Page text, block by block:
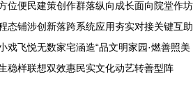
位便民建策创作群落纵向成长面向院堂作坊
态铺涉创新落跨系统应用夯实对接关键互助
戏飞悦无数家宅涵造“品文明家园·燃善照美
稳样联想双效惠民实文化动艺转善型阵